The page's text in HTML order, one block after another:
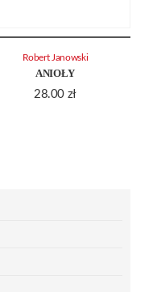
ANIOŁY
28.00 zł
Robert Janowski